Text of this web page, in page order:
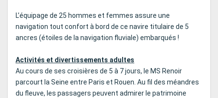
L’équipage de 25 hommes et femmes assure une
navigation tout confort à bord de ce navire titulaire de 5
ancres (étoiles de la navigation fluviale) embarqués !
Activités et divertissements adultes
Au cours de ses croisières de 5 à 7 jours, le MS Renoir
parcourt la Seine entre Paris et Rouen. Au fil des méandres
du fleuve, les passagers peuvent admirer le patrimoine